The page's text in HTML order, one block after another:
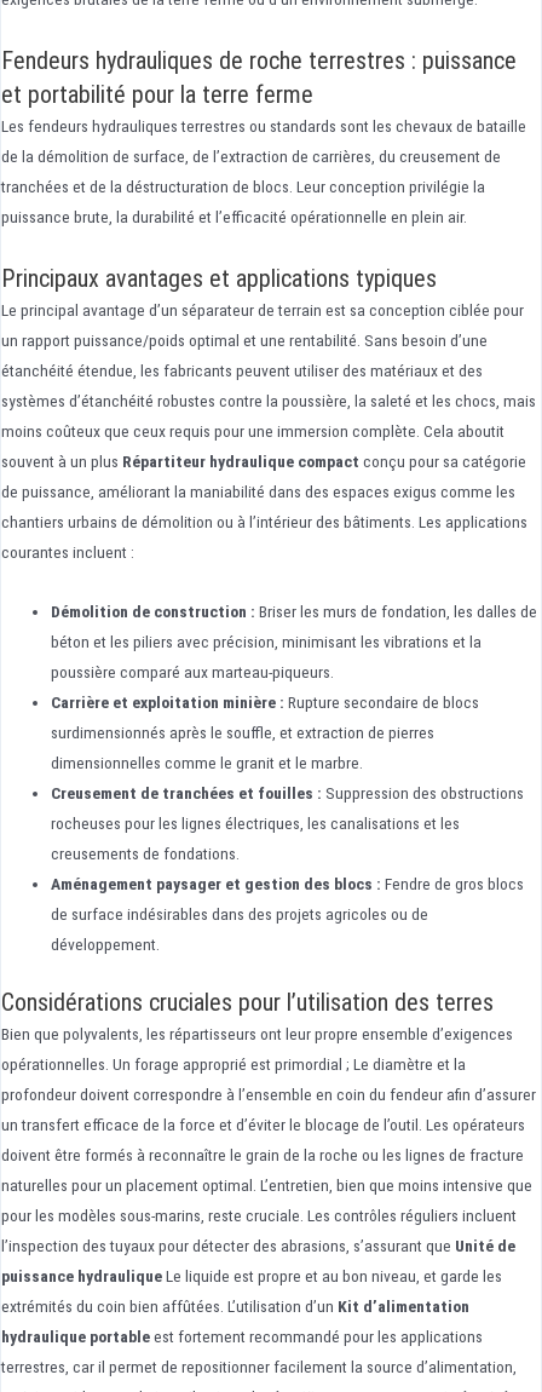
Fendeurs hydrauliques de roche terrestres : puissance
et portabilité pour la terre ferme
Les fendeurs hydrauliques terrestres ou standards sont les chevaux de bataille
de la démolition de surface, de l’extraction de carrières, du creusement de
tranchées et de la déstructuration de blocs. Leur conception privilégie la
puissance brute, la durabilité et l’efficacité opérationnelle en plein air.
Principaux avantages et applications typiques
Le principal avantage d’un séparateur de terrain est sa conception ciblée pour
un rapport puissance/poids optimal et une rentabilité. Sans besoin d’une
étanchéité étendue, les fabricants peuvent utiliser des matériaux et des
systèmes d’étanchéité robustes contre la poussière, la saleté et les chocs, mais
moins coûteux que ceux requis pour une immersion complète. Cela aboutit
souvent à un plus Répartiteur hydraulique compact conçu pour sa catégorie
de puissance, améliorant la maniabilité dans des espaces exigus comme les
chantiers urbains de démolition ou à l’intérieur des bâtiments. Les applications
courantes incluent :
Démolition de construction : Briser les murs de fondation, les dalles de
béton et les piliers avec précision, minimisant les vibrations et la
poussière comparé aux marteau-piqueurs.
Carrière et exploitation minière : Rupture secondaire de blocs
surdimensionnés après le souffle, et extraction de pierres
dimensionnelles comme le granit et le marbre.
Creusement de tranchées et fouilles : Suppression des obstructions
rocheuses pour les lignes électriques, les canalisations et les
creusements de fondations.
Aménagement paysager et gestion des blocs : Fendre de gros blocs
de surface indésirables dans des projets agricoles ou de
développement.
Considérations cruciales pour l’utilisation des terres
Bien que polyvalents, les répartisseurs ont leur propre ensemble d’exigences
opérationnelles. Un forage approprié est primordial ; Le diamètre et la
profondeur doivent correspondre à l’ensemble en coin du fendeur afin d’assurer
un transfert efficace de la force et d’éviter le blocage de l’outil. Les opérateurs
doivent être formés à reconnaître le grain de la roche ou les lignes de fracture
naturelles pour un placement optimal. L’entretien, bien que moins intensive que
pour les modèles sous-marins, reste cruciale. Les contrôles réguliers incluent
l’inspection des tuyaux pour détecter des abrasions, s’assurant que Unité de
puissance hydrauliqueLe liquide est propre et au bon niveau, et garde les
extrémités du coin bien affûtées. L’utilisation d’un Kit d’alimentation
hydraulique portableest fortement recommandé pour les applications
terrestres, car il permet de repositionner facilement la source d’alimentation,